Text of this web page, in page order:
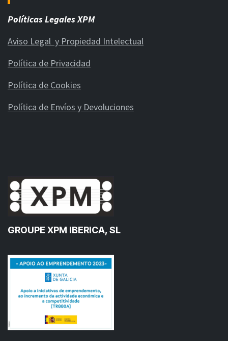
Políticas Legales XPM
Aviso Legal y Propiedad Intelectual
Política de Privacidad
Política de Cookies
Política de Envíos y Devoluciones
GROUPE XPM IBERICA, SL